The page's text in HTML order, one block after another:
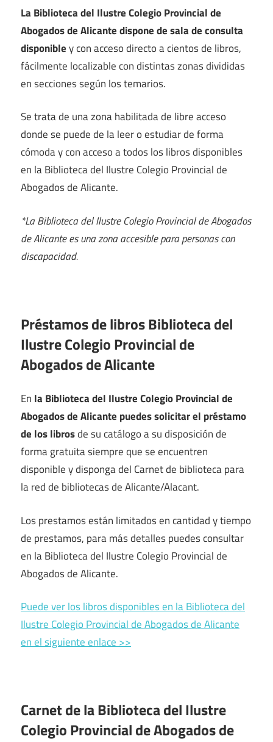
La Biblioteca del Ilustre Colegio Provincial de
Abogados de Alicante dispone de sala de consulta
disponibley con acceso directo a cientos de libros,
fácilmente localizable con distintas zonas divididas
en secciones según los temarios.
Se trata de una zona habilitada de libre acceso
donde se puede de la leer o estudiar de forma
cómoda y con acceso a todos los libros disponibles
en la Biblioteca del Ilustre Colegio Provincial de
Abogados de Alicante.
*La Biblioteca del Ilustre Colegio Provincial de Abogados
de Alicante es una zona accesible para personas con
discapacidad.
Préstamos de libros Biblioteca del
Ilustre Colegio Provincial de
Abogados de Alicante
En la Biblioteca del Ilustre Colegio Provincial de
Abogados de Alicante puedes solicitar el préstamo
de los librosde su catálogo a su disposición de
forma gratuita siempre que se encuentren
disponible y disponga del Carnet de biblioteca para
la red de bibliotecas de Alicante/Alacant.
Los prestamos están limitados en cantidad y tiempo
de prestamos, para más detalles puedes consultar
en la Biblioteca del Ilustre Colegio Provincial de
Abogados de Alicante.
Puede ver los libros disponibles en la Biblioteca del
Ilustre Colegio Provincial de Abogados de Alicante
en el siguiente enlace >>
Carnet de la Biblioteca del Ilustre
Colegio Provincial de Abogados de